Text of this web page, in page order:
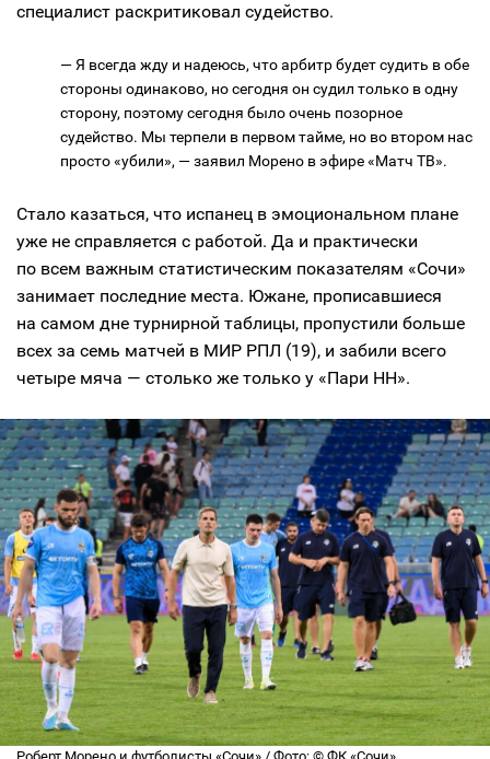
специалист раскритиковал судейство.
— Я всегда жду и надеюсь, что арбитр будет судить в обе
стороны одинаково, но сегодня он судил только в одну
сторону, поэтому сегодня было очень позорное
судейство. Мы терпели в первом тайме, но во втором нас
просто «убили», — заявил Морено в эфире «Матч ТВ».
Стало казаться, что испанец в эмоциональном плане
уже не справляется с работой. Да и практически
по всем важным статистическим показателям «Сочи»
занимает последние места. Южане, прописавшиеся
на самом дне турнирной таблицы, пропустили больше
всех за семь матчей в МИР РПЛ (19), и забили всего
четыре мяча — столько же только у «Пари НН».